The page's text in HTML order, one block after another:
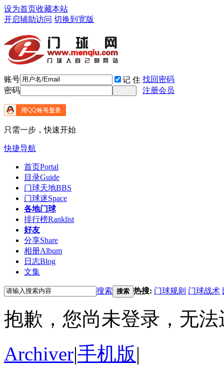
设为首页收藏本站
开启辅助访问 切换到宽版
账号 记 住 找回密码
密码
注册会员
只需一步，快速开始
快捷导航
首页Portal
目录Guide
门球天地BBS
门球迷Space
各地门球
排行榜Ranklist
好友
分享Share
相册Album
日志Blog
文集
搜索 搜索 热搜: 门球规则 门球战术
抱歉，您尚未登录，无
Archiver|手机版|